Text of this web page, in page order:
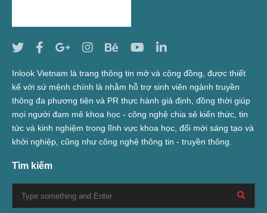
Inlook Vietnam là trang thông tin mở và cộng đồng, được thiết
kế với sứ mệnh chính là nhằm hỗ trợ sinh viên ngành truyền
thông đa phương tiện và PR thực hành giả định, đồng thời giúp
mọi người đam mê khoa học - công nghệ chia sẻ kiến thức, tin
tức và kinh nghiệm trong lĩnh vực khoa học, đổi mới sáng tạo và
khởi nghiệp, cũng như công nghệ thông tin - truyền thông.
Tìm kiếm